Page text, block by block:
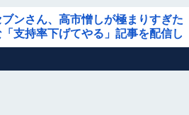
ブンさん、高市憎しが極まりすぎた
支持率下げてやる」記事を配信し
俗